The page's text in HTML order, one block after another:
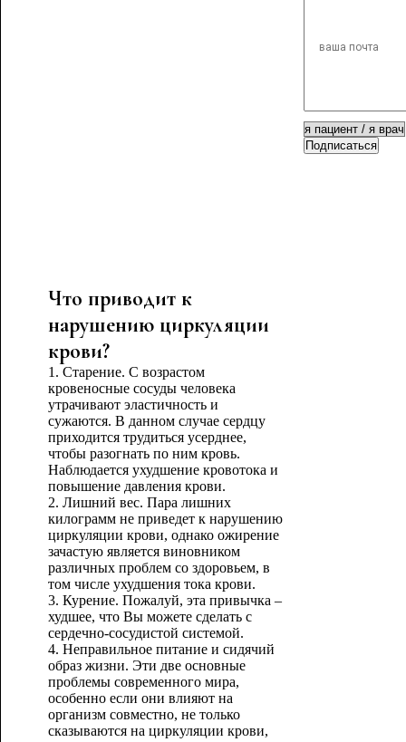
Что приводит к
нарушению циркуляции
крови?
1. Старение. С возрастом
кровеносные сосуды человека
утрачивают эластичность и
сужаются. В данном случае сердцу
приходится трудиться усерднее,
чтобы разогнать по ним кровь.
Наблюдается ухудшение кровотока и
повышение давления крови.
2. Лишний вес. Пара лишних
килограмм не приведет к нарушению
циркуляции крови, однако ожирение
зачастую является виновником
различных проблем со здоровьем, в
том числе ухудшения тока крови.
3. Курение. Пожалуй, эта привычка –
худшее, что Вы можете сделать с
сердечно-сосудистой системой.
4. Неправильное питание и сидячий
образ жизни. Эти две основные
проблемы современного мира,
особенно если они влияют на
организм совместно, не только
сказываются на циркуляции крови,
Подписаться